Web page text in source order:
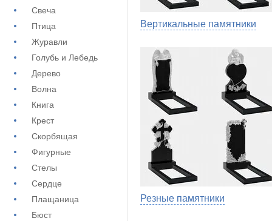
Свеча
Птица
Журавли
Голубь и Лебедь
Дерево
Волна
Книга
Крест
Скорбящая
Фигурные
Стелы
Сердце
Плащаница
Бюст
Вертикальные памятники
Резные памятники